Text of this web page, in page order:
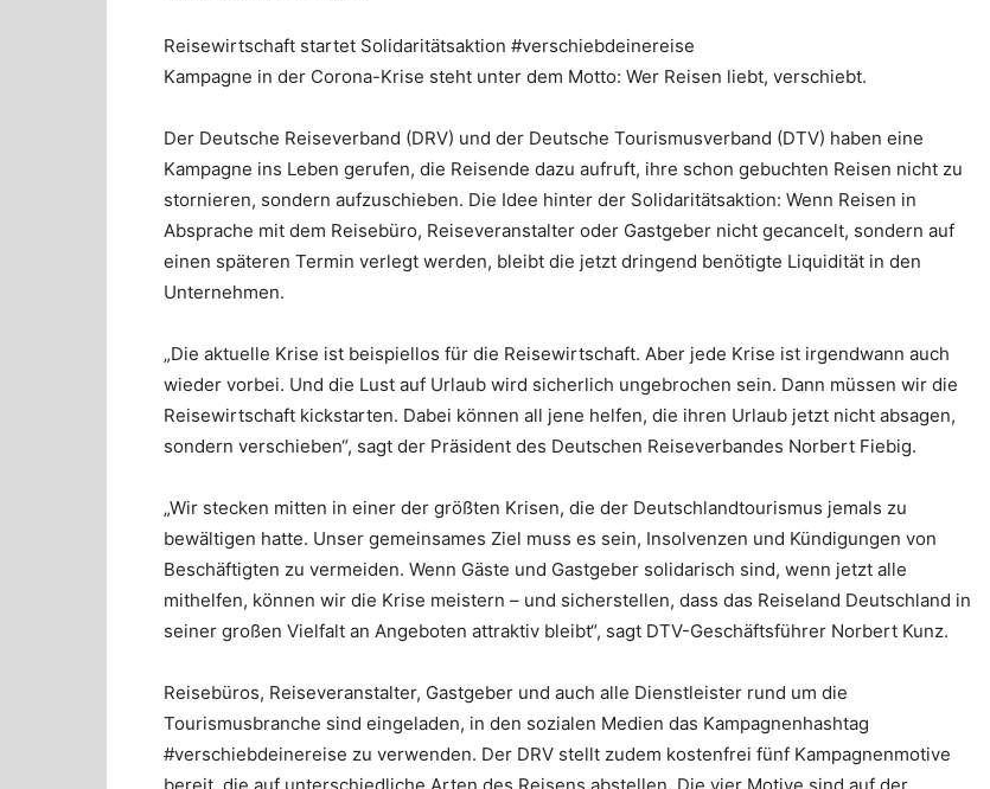
Reisewirtschaft startet Solidaritätsaktion #verschiebdeinereise
Kampagne in der Corona-Krise steht unter dem Motto: Wer Reisen liebt, verschiebt.
Der Deutsche Reiseverband (DRV) und der Deutsche Tourismusverband (DTV) haben eine
Kampagne ins Leben gerufen, die Reisende dazu aufruft, ihre schon gebuchten Reisen nicht zu
stornieren, sondern aufzuschieben. Die Idee hinter der Solidaritätsaktion: Wenn Reisen in
Absprache mit dem Reisebüro, Reiseveranstalter oder Gastgeber nicht gecancelt, sondern auf
einen späteren Termin verlegt werden, bleibt die jetzt dringend benötigte Liquidität in den
Unternehmen.
„Die aktuelle Krise ist beispiellos für die Reisewirtschaft. Aber jede Krise ist irgendwann auch
wieder vorbei. Und die Lust auf Urlaub wird sicherlich ungebrochen sein. Dann müssen wir die
Reisewirtschaft kickstarten. Dabei können all jene helfen, die ihren Urlaub jetzt nicht absagen,
sondern verschieben“, sagt der Präsident des Deutschen Reiseverbandes Norbert Fiebig.
„Wir stecken mitten in einer der größten Krisen, die der Deutschlandtourismus jemals zu
bewältigen hatte. Unser gemeinsames Ziel muss es sein, Insolvenzen und Kündigungen von
Beschäftigten zu vermeiden. Wenn Gäste und Gastgeber solidarisch sind, wenn jetzt alle
mithelfen, können wir die Krise meistern – und sicherstellen, dass das Reiseland Deutschland in
seiner großen Vielfalt an Angeboten attraktiv bleibt“, sagt DTV-Geschäftsführer Norbert Kunz.
Reisebüros, Reiseveranstalter, Gastgeber und auch alle Dienstleister rund um die
Tourismusbranche sind eingeladen, in den sozialen Medien das Kampagnenhashtag
#verschiebdeinereise zu verwenden. Der DRV stellt zudem kostenfrei fünf Kampagnenmotive